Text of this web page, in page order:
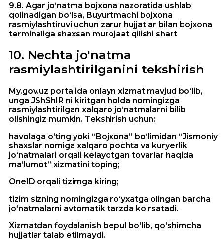
9.8. Agar jo‘natma bojxona nazoratida ushlab
qolinadigan bo‘lsa, Buyurtmachi bojxona
rasmiylashtiruvi uchun zarur hujjatlar bilan bojxona
terminaliga shaxsan murojaat qilishi shart
10. Nechta jo'natma
rasmiylashtirilganini tekshirish
My.gov.uz portalida onlayn xizmat mavjud bo‘lib,
unga JShShIR ni kiritgan holda nomingizga
rasmiylashtirilgan xalqaro jo‘natmalarni bilib
olishingiz mumkin. Tekshirish uchun:
havolaga o‘ting yoki “Bojxona” bo‘limidan “Jismoniy
shaxslar nomiga xalqaro pochta va kuryerlik
jo‘natmalari orqali kelayotgan tovarlar haqida
ma’lumot” xizmatini toping;
OneID orqali tizimga kiring;
tizim sizning nomingizga ro‘yxatga olingan barcha
jo‘natmalarni avtomatik tarzda ko‘rsatadi.
Xizmatdan foydalanish bepul bo‘lib, qo‘shimcha
hujjatlar talab etilmaydi.